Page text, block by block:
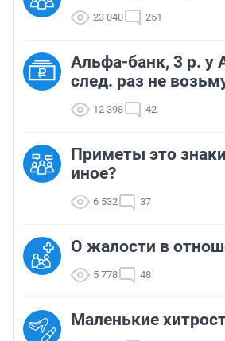
23 040 251
Альфа-банк, 3 р. у
след. раз не
12 398 42
Приметы это
иное?
6 532 37
О жалости в
5 778 48
Маленькие